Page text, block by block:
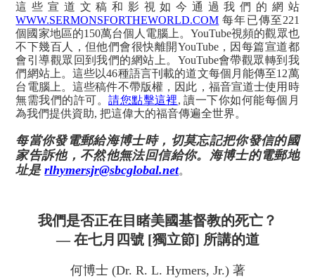
這些宣道文稿和影視如今通過我們的網站
WWW.SERMONSFORTHEWORLD.COM 每年已傳至221
個國家地區的150萬台個人電腦上。YouTube視頻的觀眾也
不下幾百人，但他們會很快離開YouTube，因每篇宣道都
會引導觀眾回到我們的網站上。YouTube會帶觀眾轉到我
們網站上。這些以46種語言刊載的道文每個月能傳至12萬
台電腦上。這些稿件不帶版權，因此，福音宣道士使用時
無需我們的許可。請您點擊這裡, 讀一下你如何能每個月
為我們提供資助, 把這偉大的福音傳遍全世界。
每當你發電郵給海博士時，切莫忘記把你發信的國
家告訴他，不然他無法回信給你。海博士的電郵地
址是rlhymersjr@sbcglobal.net。
我們是否正在目睹美國基督教的死亡？
— 在七月四號 [獨立節] 所講的道
何博士 (Dr. R. L. Hymers, Jr.) 著